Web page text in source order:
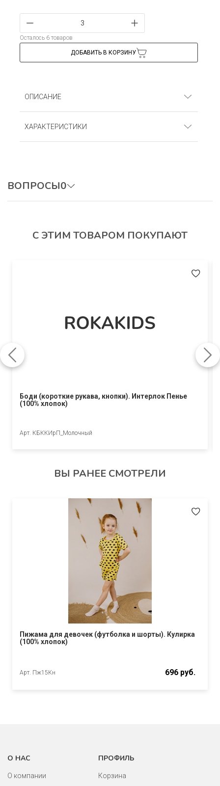
Осталось 6 товаров
ДОБАВИТЬ В КОРЗИНУ
ОПИСАНИЕ
Пижама для девочек (футболка и шорты). Кулирка
ХАРАКТЕРИСТИКИ
ВОПРОСЫ0
С ЭТИМ ТОВАРОМ ПОКУПАЮТ
Боди (короткие рукава, кнопки). Интерлок Пенье
(100% хлопок)
Арт. КБККИрП_Молочный
ВЫ РАНЕЕ СМОТРЕЛИ
Пижама для девочек (футболка и шорты). Кулирка
(100% хлопок)
Арт. Пж15Кн 696 руб.
О НАС
О компании
ПРОФИЛЬ
Корзина